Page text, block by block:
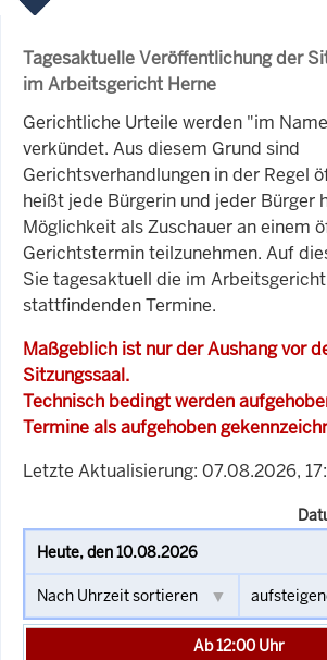
Tagesaktuelle Veröffentlichung der
im Arbeitsgericht Herne
Gerichtliche Urteile werden "im
verkündet. Aus diesem Grund sind
Gerichtsverhandlungen in der Regel
heißt jede Bürgerin und jeder Bürger
Möglichkeit als Zuschauer an einem
Gerichtstermin teilzunehmen. Auf
Sie tagesaktuell die im
stattfindenden Termine.
Maßgeblich ist nur der Aushang vor
Sitzungssaal.
Technisch bedingt werden
Termine als aufgehoben
Letzte Aktualisierung: 07.08.2026,
Ab 12:00 Uhr